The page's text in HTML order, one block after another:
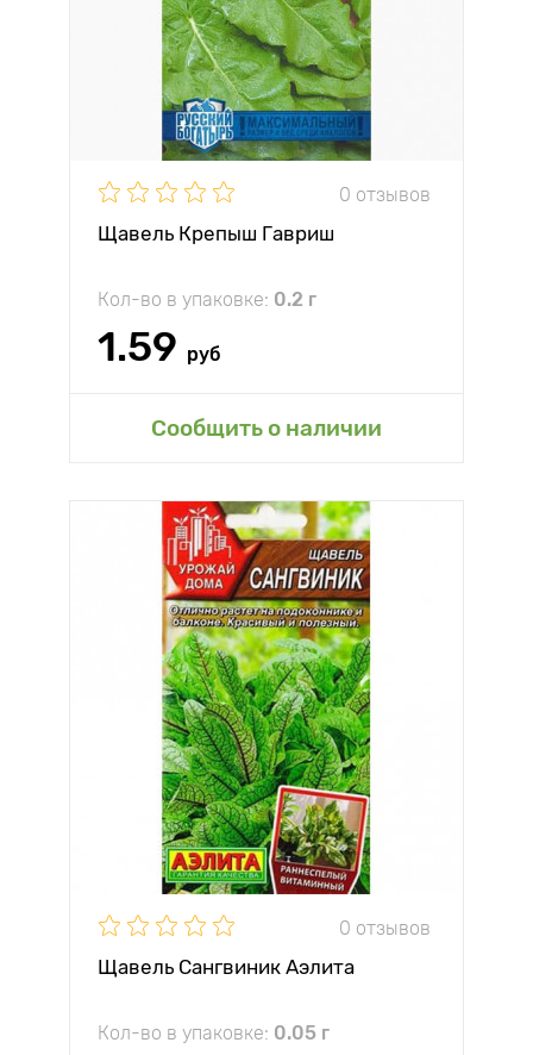
0 отзывов
Щавель Крепыш Гавриш
Кол-во в упаковке: 0.2 г
1.59 руб
Сообщить о наличии
0 отзывов
Щавель Сангвиник Аэлита
Кол-во в упаковке: 0.05 г